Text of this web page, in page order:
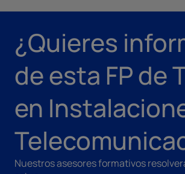
¿Quieres
de esta FP de
en
Nuestros asesores formativos